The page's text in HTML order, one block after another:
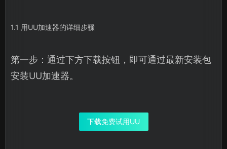
1.1 用UU加速器的详细步骤
第一步：通过下方下载按钮，即可通过最新安装包
安装UU加速器。
下载免费试用UU